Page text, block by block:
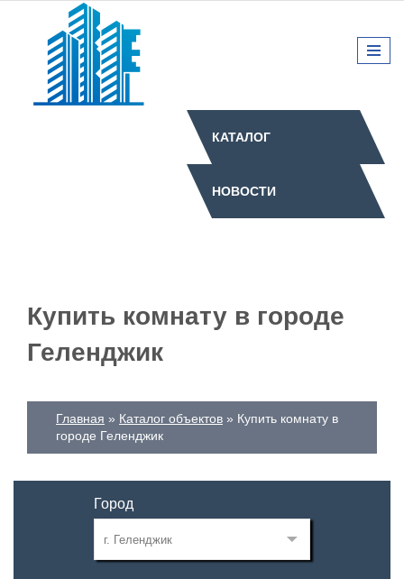
КАТАЛОГ
НОВОСТИ
Купить комнату в городе
Геленджик
Главная Каталог объектов
Купить комнату в
городе Геленджик
Город